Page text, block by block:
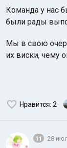
Команда у нас
были рады
Мы в свою
их виски, чему
Нравится: 2
11 28